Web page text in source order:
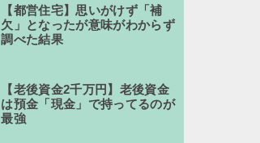
【都営住宅】思いがけず「補
欠」となったが意味がわからず
調べた結果
【老後資金2千万円】老後資金
は預金「現金」で持ってるのが
最強